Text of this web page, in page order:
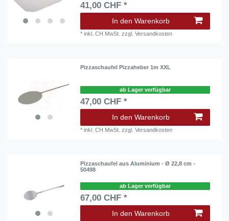
41,00 CHF *
In den Warenkorb
*inkl. CH MwSt. zzgl.Versandkosten
Pizzaschaufel Pizzaheber 1m XXL
ab Lager verfügbar
47,00 CHF *
In den Warenkorb
*inkl. CH MwSt. zzgl.Versandkosten
Pizzaschaufel aus Aluminium - Ø 22,8 cm -
50498
ab Lager verfügbar
67,00 CHF *
In den Warenkorb